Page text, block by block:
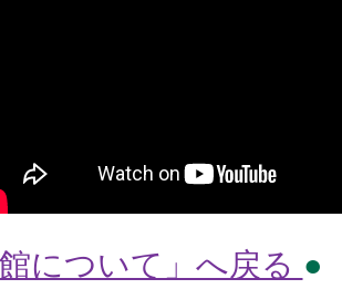
について」へ戻る ●